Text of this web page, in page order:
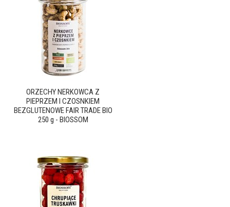
ORZECHY NERKOWCA Z
PIEPRZEM I CZOSNKIEM
BEZGLUTENOWE FAIR TRADE BIO
250 g - BIOSSOM